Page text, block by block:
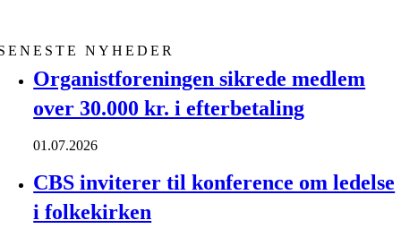
NYHEDER
Organistforeningen sikrede medlem
over 30.000 kr. i efterbetaling
01.07.2026
CBS inviterer til konference om ledelse
i folkekirken